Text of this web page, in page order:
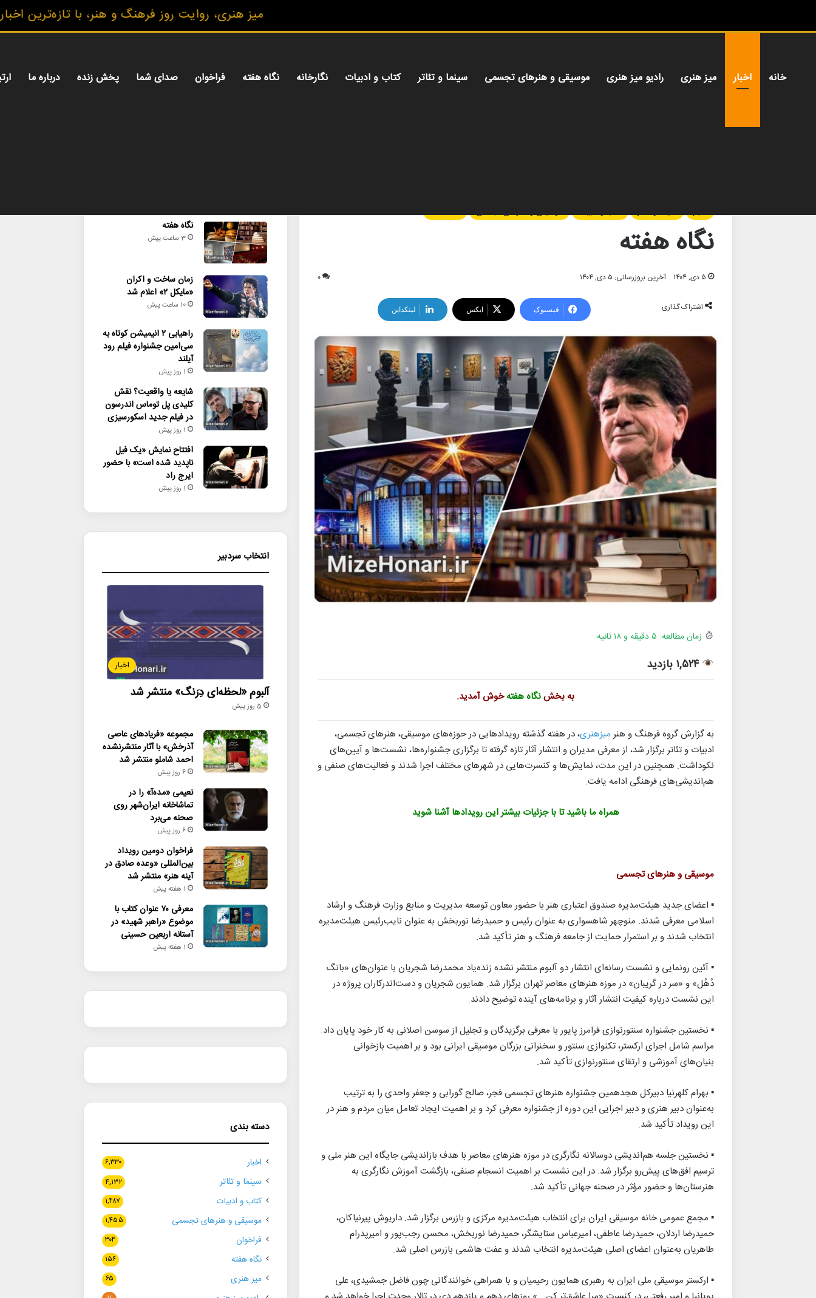
میز هنری، روایت روز فرهنگ و هنر، با تازه‌ترین اخبار،
خانه اخبار میز هنری رادیو میز هنری موسیقی و هنرهای تجسمی سینما و تئاتر کتاب و ادبیات نگارخانه نگاه هفته فراخوان صدای شما پخش زنده درباره ما
اخبار
سینما و تئاتر کتاب و ادبیات موسیقی و هنرهای تجسمی نگاه هفته
نگاه هفته
۵ دی, ۱۴۰۴ آخرین بروزرسانی: ۵ دی, ۱۴۰۴ ۰
اشتراک گذاری فیسبوک ایکس لینکداین
زمان مطالعه: ۵ دقیقه و ۱۸ ثانیه
۱,۵۲۴ بازدید
به بخشنگاه هفتهخوش آمدید.
به گزارش گروه فرهنگ و هنرمیزهنری، در هفته گذشته رویدادهایی در حوزه‌های موسیقی، هنرهای تجسمی،
ادبیات و تئاتر برگزار شد، از معرفی مدیران و انتشار آثار تازه گرفته تا برگزاری جشنواره‌ها، نشست‌ها و آیین‌های
نکوداشت. همچنین در این مدت، نمایش‌ها و کنسرت‌هایی در شهرهای مختلف اجرا شدند و فعالیت‌های صنفی و
هم‌اندیشی‌های فرهنگی ادامه یافت.
همراه ما باشید تا با جزئیات بیشتر این رویدادها آشنا شوید
موسیقی و هنرهای تجسمی
▪︎ اعضای جدید هیئت‌مدیره صندوق اعتباری هنر با حضور معاون توسعه مدیریت و منابع وزارت فرهنگ و ارشاد
اسلامی معرفی شدند. منوچهر شاهسواری به عنوان رئیس و حمیدرضا نوربخش به عنوان نایب‌رئیس هیئت‌مدیره
انتخاب شدند و بر استمرار حمایت از جامعه فرهنگ و هنر تأکید شد.
▪︎ آئین رونمایی و نشست رسانه‌ای انتشار دو آلبوم منتشر نشده زنده‌یاد محمدرضا شجریان با عنوان‌های «بانگ
دُهُل» و «سر در گریبان» در موزه هنرهای معاصر تهران برگزار شد. همایون شجریان و دست‌اندرکاران پروژه در
این نشست درباره کیفیت انتشار آثار و برنامه‌های آینده توضیح دادند.
▪︎ نخستین جشنواره سنتورنوازی فرامرز پایور با معرفی برگزیدگان و تجلیل از سوسن اصلانی به کار خود پایان داد.
مراسم شامل اجرای ارکستر، تکنوازی سنتور و سخنرانی بزرگان موسیقی ایرانی بود و بر اهمیت بازخوانی
بنیان‌های آموزشی و ارتقای سنتورنوازی تأکید شد.
▪︎ بهرام کلهرنیا دبیرکل هجدهمین جشنواره هنرهای تجسمی فجر، صالح گورابی و جعفر واحدی را به ترتیب
به‌عنوان دبیر هنری و دبیر اجرایی این دوره از جشنواره معرفی کرد و بر اهمیت ایجاد تعامل میان مردم و هنر در
این رویداد تأکید شد.
▪︎ نخستین جلسه هم‌اندیشی دوسالانه نگارگری در موزه هنرهای معاصر با هدف بازاندیشی جایگاه این هنر ملی و
ترسیم افق‌های پیش‌رو برگزار شد. در این نشست بر اهمیت انسجام صنفی، بازگشت آموزش نگارگری به
هنرستان‌ها و حضور مؤثر در صحنه جهانی تأکید شد.
▪︎ مجمع عمومی خانه موسیقی ایران برای انتخاب هیئت‌مدیره مرکزی و بازرس برگزار شد. داریوش پیرنیاکان،
حمیدرضا اردلان، حمیدرضا عاطفی، امیرعباس ستایشگر، حمیدرضا نوربخش، محسن رجب‌پور و امیرپدرام
طاهریان به‌عنوان اعضای اصلی هیئت‌مدیره انتخاب شدند و عفت هاشمی بازرس اصلی شد.
▪︎ ارکستر موسیقی ملی ایران به رهبری همایون رحیمیان و با همراهی خوانندگانی چون فاضل جمشیدی، علی
نگاه هفته
3 ساعت پیش
زمان ساخت و اکران
«مایکل ۲» اعلام شد
10 ساعت پیش
راهیابی ۲ انیمیشن کوتاه به
سی‌امین جشنواره فیلم رود
آیلند
1 روز پیش
شایعه یا واقعیت؟ نقش
کلیدی پل توماس اندرسون
در فیلم جدید اسکورسیزی
1 روز پیش
افتتاح نمایش «یک فیل
ناپدید شده است» با حضور
ایرج راد
1 روز پیش
انتخاب سردبیر
اخبار
آلبوم «لحظه‌ای دِرَنگ» منتشر شد
5 روز پیش
مجموعه «فریادهای عاصی
آذرخش» با آثار منتشرنشده
احمد شاملو منتشر شد
6 روز پیش
نعیمی «مده‌آ» را در
تماشاخانه ایران‌شهر روی
صحنه می‌برد
6 روز پیش
فراخوان دومین رویداد
بین‌المللی «وعده صادق در
آینه هنر» منتشر شد
1 هفته پیش
معرفی ۷۰ عنوان کتاب با
موضوع «راهبر شهید» در
آستانه اربعین حسینی
1 هفته پیش
دسته بندی
اخبار ۶,۳۳۰
سینما و تئاتر ۴,۱۳۲
کتاب و ادبیات ۱,۴۸۷
موسیقی و هنرهای تجسمی ۱,۴۵۵
فراخوان ۳۰۴
نگاه هفته ۱۵۶
میز هنری ۶۵